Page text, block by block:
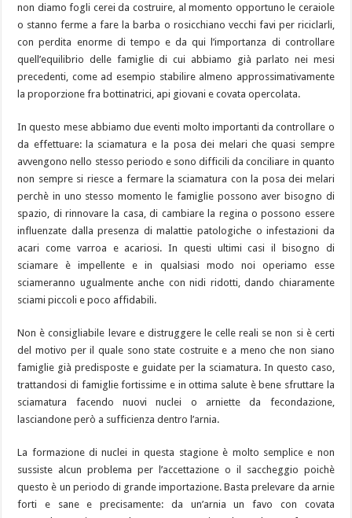
non diamo fogli cerei da costruire, al momento opportuno le ceraiole
o stanno ferme a fare la barba o rosicchiano vecchi favi per riciclarli,
con perdita enorme di tempo e da qui l’importanza di controllare
quell’equilibrio delle famiglie di cui abbiamo già parlato nei mesi
precedenti, come ad esempio stabilire almeno approssimativamente
la proporzione fra bottinatrici, api giovani e covata opercolata.
In questo mese abbiamo due eventi molto importanti da controllare o
da effettuare: la sciamatura e la posa dei melari che quasi sempre
avvengono nello stesso periodo e sono difficili da conciliare in quanto
non sempre si riesce a fermare la sciamatura con la posa dei melari
perchè in uno stesso momento le famiglie possono aver bisogno di
spazio, di rinnovare la casa, di cambiare la regina o possono essere
influenzate dalla presenza di malattie patologiche o infestazioni da
acari come varroa e acariosi. In questi ultimi casi il bisogno di
sciamare è impellente e in qualsiasi modo noi operiamo esse
sciameranno ugualmente anche con nidi ridotti, dando chiaramente
sciami piccoli e poco affidabili.
Non è consigliabile levare e distruggere le celle reali se non si è certi
del motivo per il quale sono state costruite e a meno che non siano
famiglie già predisposte e guidate per la sciamatura. In questo caso,
trattandosi di famiglie fortissime e in ottima salute è bene sfruttare la
sciamatura facendo nuovi nuclei o arniette da fecondazione,
lasciandone però a sufficienza dentro l’arnia.
La formazione di nuclei in questa stagione è molto semplice e non
sussiste alcun problema per l’accettazione o il saccheggio poichè
questo è un periodo di grande importazione. Basta prelevare da arnie
forti e sane e precisamente: da un’arnia un favo con covata